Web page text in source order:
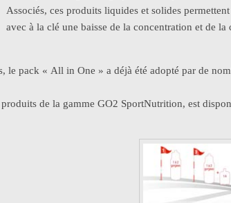
Associés, ces produits liquides et solides
avec à la clé une baisse de la concentration et de
le pack « All in One » a déjà été adopté par de
de la gamme GO2 SportNutrition, est